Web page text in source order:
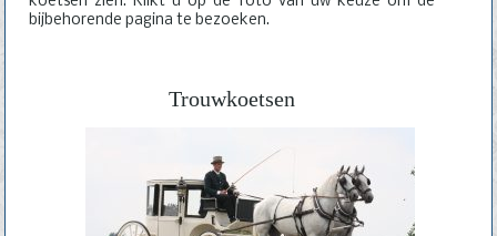
bijbehorende pagina te bezoeken.
Trouwkoetsen